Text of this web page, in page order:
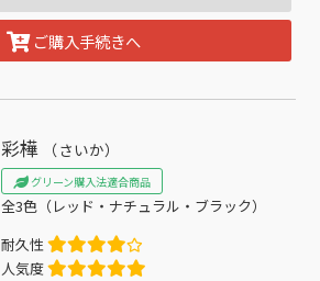
ご購入手続きへ
彩樺 （さいか）
グリーン購入法適合商品
全3色（レッド・ナチュラル・ブラック）
耐久性
人気度